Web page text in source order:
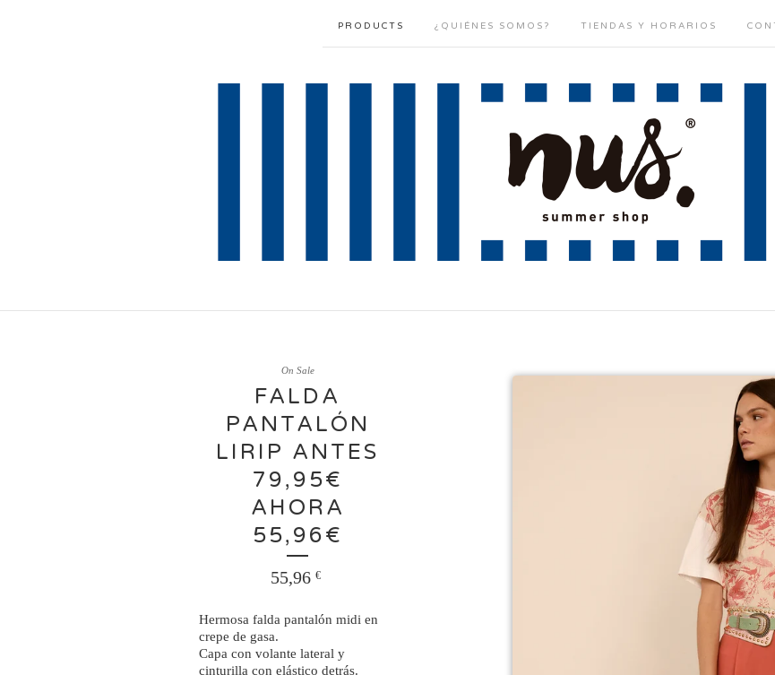
PRODUCTS ¿QUIÉNES SOMOS? TIENDAS Y HORARIOS
FALDA
PANTALÓN
LIRIP ANTES
79,95€
AHORA
55,96€
55,96 €
On Sale
Hermosa falda pantalón midi en
crepe de gasa.
Capa con volante lateral y
cinturilla con elástico detrás.